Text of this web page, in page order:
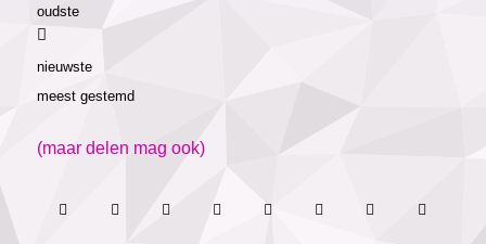
oudste
nieuwste
meest gestemd
(maar delen mag ook)